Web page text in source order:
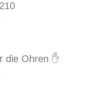
die Ohren ✋